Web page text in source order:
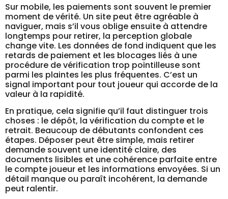
Sur mobile, les paiements sont souvent le premier
moment de vérité. Un site peut être agréable à
naviguer, mais s’il vous oblige ensuite à attendre
longtemps pour retirer, la perception globale
change vite. Les données de fond indiquent que les
retards de paiement et les blocages liés à une
procédure de vérification trop pointilleuse sont
parmi les plaintes les plus fréquentes. C’est un
signal important pour tout joueur qui accorde de la
valeur à la rapidité.
En pratique, cela signifie qu’il faut distinguer trois
choses : le dépôt, la vérification du compte et le
retrait. Beaucoup de débutants confondent ces
étapes. Déposer peut être simple, mais retirer
demande souvent une identité claire, des
documents lisibles et une cohérence parfaite entre
le compte joueur et les informations envoyées. Si un
détail manque ou paraît incohérent, la demande
peut ralentir.